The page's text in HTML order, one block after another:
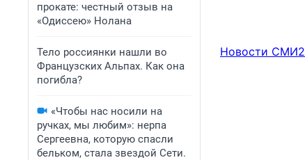
прокате: честный отзыв на
«Одиссею» Нолана
Тело россиянки нашли во
Французских Альпах. Как она
погибла?
«Чтобы нас носили на
ручках, мы любим»: нерпа
Сергеевна, которую спасли
бельком, стала звездой Сети.
Новости СМИ2